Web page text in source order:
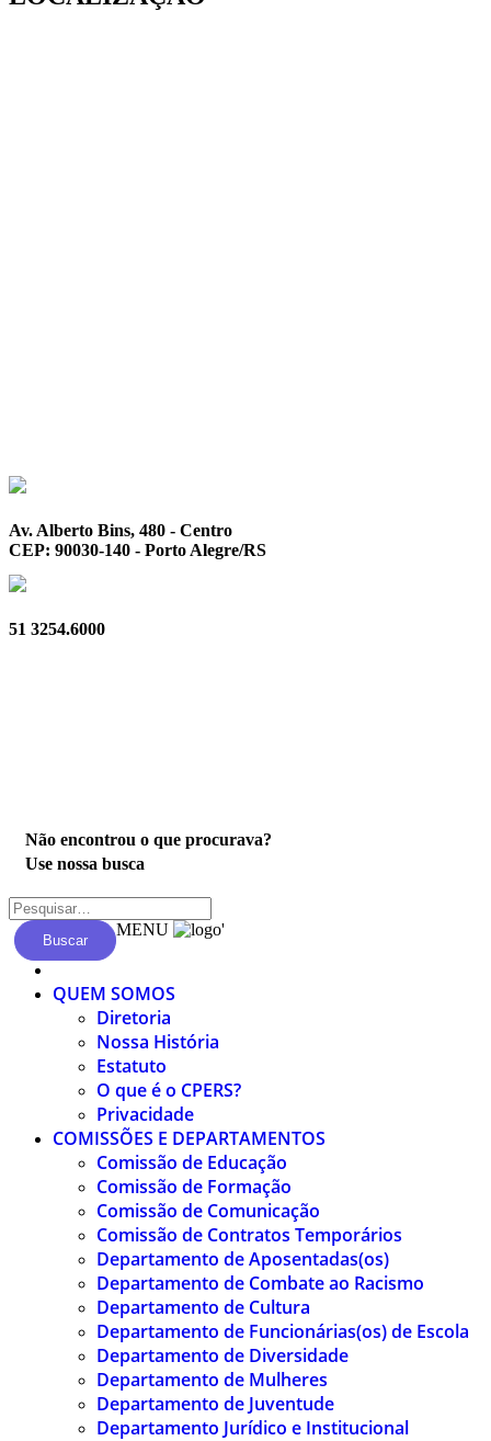
Av. Alberto Bins, 480 - Centro
CEP: 90030-140 - Porto Alegre/RS
51 3254.6000
Não encontrou o que procurava?
Use nossa busca
Buscar
MENU '
QUEM SOMOS
Diretoria
Nossa História
Estatuto
O que é o CPERS?
Privacidade
COMISSÕES E DEPARTAMENTOS
Comissão de Educação
Comissão de Formação
Comissão de Comunicação
Comissão de Contratos Temporários
Departamento de Aposentadas(os)
Departamento de Combate ao Racismo
Departamento de Cultura
Departamento de Funcionárias(os) de Escola
Departamento de Diversidade
Departamento de Mulheres
Departamento de Juventude
Departamento Jurídico e Institucional